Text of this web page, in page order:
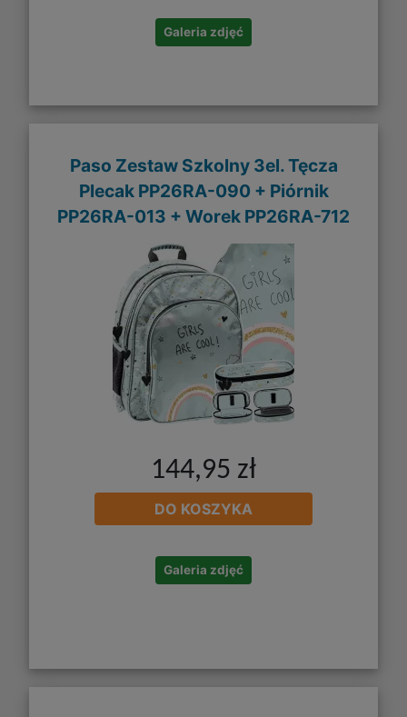
Galeria zdjęć
Paso Zestaw Szkolny 3el. Tęcza
Plecak PP26RA-090 + Piórnik
PP26RA-013 + Worek PP26RA-712
144,95 zł
DO KOSZYKA
Galeria zdjęć